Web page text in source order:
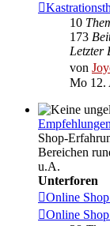
10
173
Letzter
von
Mo 12.
Shop-
Bereichen
u.A.
Unterforen
Online
Online